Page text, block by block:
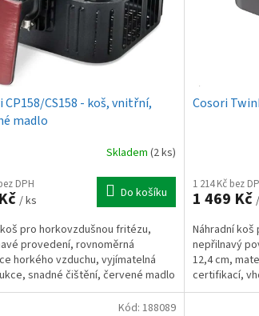
CP158/CS158 - koš, vnitřní,
madlo
Skladem (2 ks)
DPH
/ ks Do košíku
pro horkovzdušnou fritézu,
provedení, rovnoměrná
horkého vzduchu, vyjímatelná
snadné čištění, červené madlo
Cosori
1 214 Kč bez
1 469 Kč
Náhradní
nepřilnavý
12,4 cm,
certifikací,
čištění a
Kód: 188089